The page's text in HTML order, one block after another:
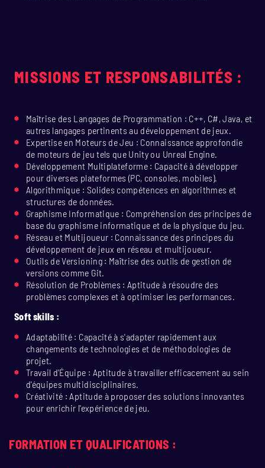
MISSIONS ET RESPONSABILITÉS :
Maîtrise des Langages de Programmation : C++, C#, Java, et
autres langages pertinents au développement de jeux.
Expertise en Moteurs de Jeu : Connaissance approfondie
de moteurs de jeu tels que Unity ou Unreal Engine.
Développement Multiplateforme : Capacité à développer
pour diverses plateformes (PC, consoles, mobiles).
Algorithmique : Solides compétences en algorithmes et
structures de données.
Graphisme Informatique : Compréhension des principes de
base du graphisme informatique et de la physique du jeu.
Réseau et Multijoueur : Connaissance des principes du
développement de jeux en réseau et multijoueur.
Outils de Versioning : Maîtrise des outils de gestion de
versions comme Git.
Résolution de Problèmes : Aptitude à résoudre des
problèmes complexes et à optimiser les performances.
Soft skills :
Adaptabilité : Capacité à s'adapter rapidement aux
changements de technologies et de méthodologies de
projet.
Travail d'Équipe : Aptitude à travailler efficacement au sein
d'équipes multidisciplinaires.
Créativité : Aptitude à proposer des solutions innovantes
pour enrichir l'expérience de jeu.
FORMATION ET QUALIFICATIONS :